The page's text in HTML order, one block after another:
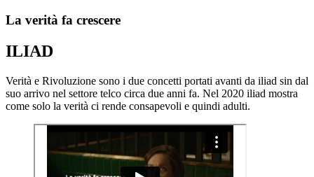
La verità fa crescere
ILIAD
Verità e Rivoluzione sono i due concetti portati avanti da iliad sin dal
suo arrivo nel settore telco circa due anni fa. Nel 2020 iliad mostra
come solo la verità ci rende consapevoli e quindi adulti.